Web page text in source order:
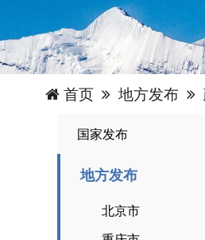
首页 地方发布
国家发布
地方发布
北京市